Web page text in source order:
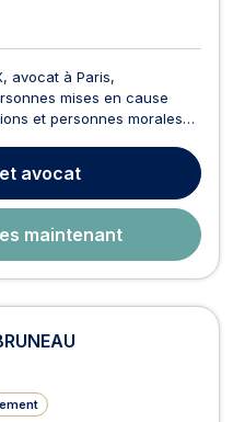
avocat à Paris,
mises en cause
et personnes morales
en droit pénal, avec une
contre les ...
avocat
maintenant